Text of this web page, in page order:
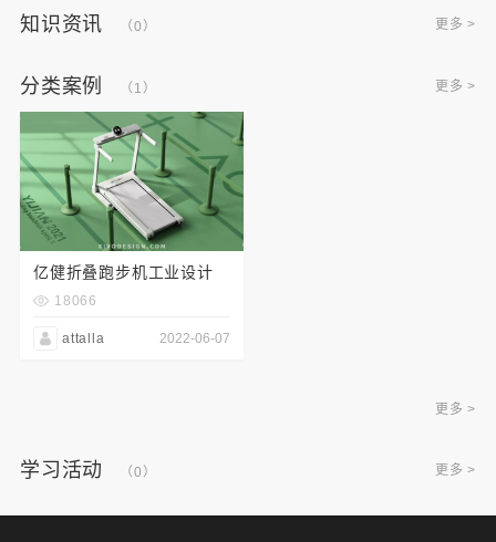
知识资讯 （0） 更多 >
分类案例 （1） 更多 >
亿健折叠跑步机工业设计
18066
attalla 2022-06-07
更多 >
学习活动 （0） 更多 >